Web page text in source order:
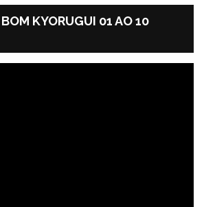
KYORUGUI 01 AO 10